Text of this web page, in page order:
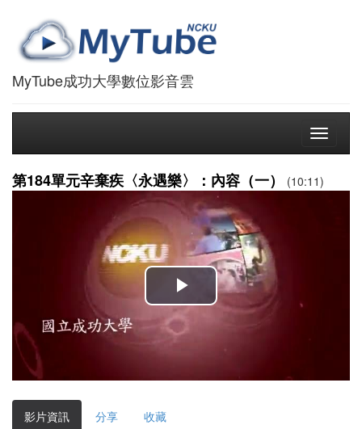
MyTube成功大學數位影音雲
Toggle
第184單元辛棄疾〈永遇樂〉：內容（一） (10:11)
播
放
影
影片資訊 分享 收藏